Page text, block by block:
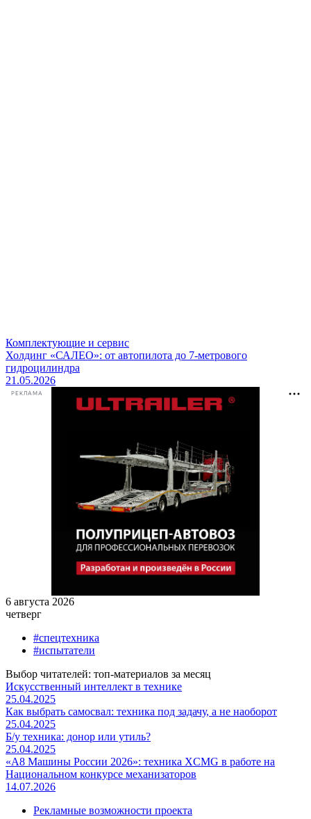
Комплектующие и сервис
Холдинг «САЛЕО»: от автопилота до 7-метрового
гидроцилиндра
21.05.2026
РЕКЛАМА
6 августа 2026
четверг
#спецтехника
#испытатели
Выбор читателей: топ-материалов за месяц
Искусственный интеллект в технике
25.04.2025
Как выбрать самосвал: техника под задачу, а не наоборот
25.04.2025
Б/у техника: донор или утиль?
25.04.2025
«А8 Машины России 2026»: техника XCMG в работе на
Национальном конкурсе механизаторов
14.07.2026
Рекламные возможности проекта